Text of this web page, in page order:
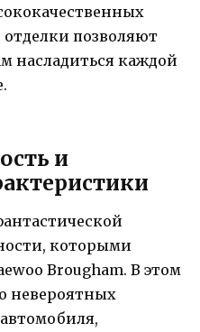
позволяют
насладиться каждой
и
которыми
Brougham. В этом
невероятных